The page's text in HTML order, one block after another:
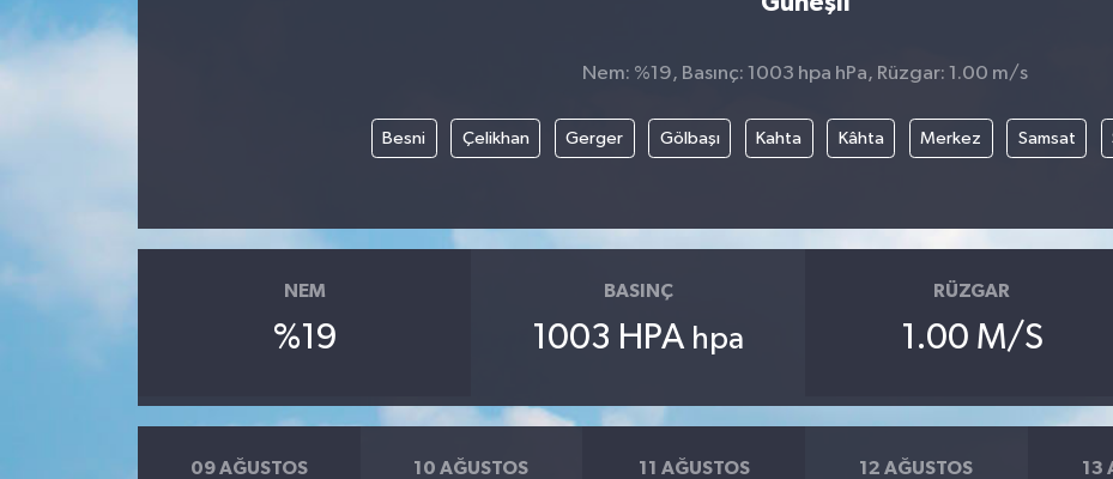
Nem: %19, Basınç: 1003 hpa hPa, Rüzgar: 1.00 m/s
Besni Çelikhan Gerger Gölbaşı Kahta Kâhta Merkez Samsat
NEM
%19
BASINÇ
1003 HPA hpa
RÜZGAR
1.00 M/S
09 AĞUSTOS 10 AĞUSTOS 11 AĞUSTOS 12 AĞUSTOS 13
DÜNYA
RÖPORTAJ
RESMİ İLAN